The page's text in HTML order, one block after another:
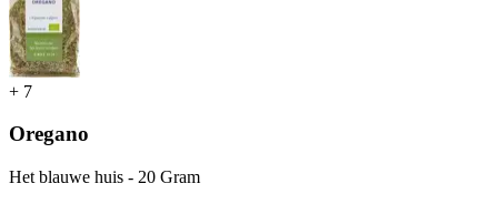
+ 7
Oregano
Het blauwe huis - 20 Gram